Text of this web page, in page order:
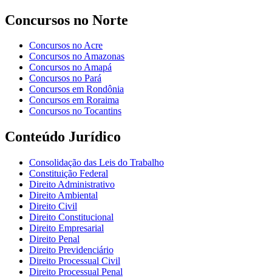
Concursos no Norte
Concursos no Acre
Concursos no Amazonas
Concursos no Amapá
Concursos no Pará
Concursos em Rondônia
Concursos em Roraima
Concursos no Tocantins
Conteúdo Jurídico
Consolidação das Leis do Trabalho
Constituição Federal
Direito Administrativo
Direito Ambiental
Direito Civil
Direito Constitucional
Direito Empresarial
Direito Penal
Direito Previdenciário
Direito Processual Civil
Direito Processual Penal